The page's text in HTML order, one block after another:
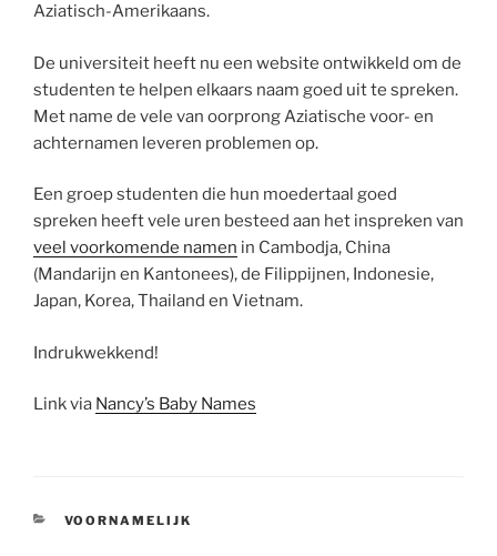
Aziatisch-Amerikaans.
De universiteit heeft nu een website ontwikkeld om de
studenten te helpen elkaars naam goed uit te spreken.
Met name de vele van oorprong Aziatische voor- en
achternamen leveren problemen op.
Een groep studenten die hun moedertaal goed
spreken heeft vele uren besteed aan het inspreken van
veel voorkomende namen in Cambodja, China
(Mandarijn en Kantonees), de Filippijnen, Indonesie,
Japan, Korea, Thailand en Vietnam.
Indrukwekkend!
Link via Nancy’s Baby Names
CATEGORIEËN
VOORNAMELIJK